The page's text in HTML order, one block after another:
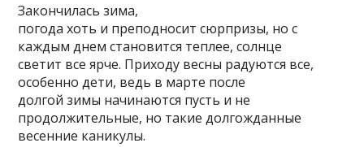
Закончилась зима,
погода хоть и преподносит сюрпризы, но с
каждым днем становится теплее, солнце
светит все ярче. Приходу весны радуются все,
особенно дети, ведь в марте после
долгой зимы начинаются пусть и не
продолжительные, но такие долгожданные
весенние каникулы.